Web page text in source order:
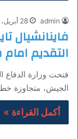
admin 28 أبريل، 2025
فاينانشيال
التقديم
فتحت وزارة الدفاع
الجيش، متجاوزة
أكمل القراءة »